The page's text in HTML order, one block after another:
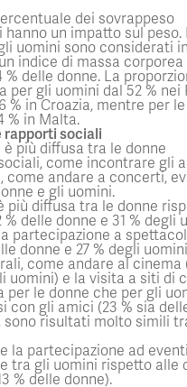
dei sovrappeso
un impatto sul peso.
uomini sono considerati in
indice di massa corporea
% delle donne. La
per gli uomini dal 52 % nei
% in Croazia, mentre per
% in Malta.
sociali
più diffusa tra le donne
come incontrare gli
come andare a concerti,
e gli uomini.
più diffusa tra le donne
% delle donne e 31 % degli
partecipazione a
donne e 27 % degli
come andare al cinema
uomini) e la visita a siti di
per le donne che per gli
con gli amici (23 % sia
sono risultati molto simili
la partecipazione ad
tra gli uomini rispetto alle
% delle donne).